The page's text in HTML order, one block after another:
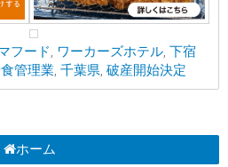
フード, ワーカーズホテル, 下宿
管理業, 千葉県, 破産開始決定
ホーム